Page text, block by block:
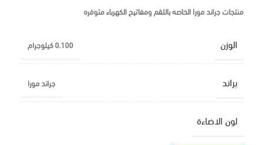
منتجات جراند مورا الخاصه باللقم ومفاتيح الكهرباء متوفره
الوزن 0.100 كيلوجرام
براند جراند مورا
لون الاضاءة